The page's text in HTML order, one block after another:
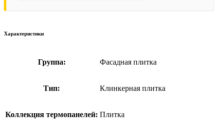
Характеристики
Группа: Фасадная плитка
Тип: Клинкерная плитка
Коллекция термопанелей: Плитка